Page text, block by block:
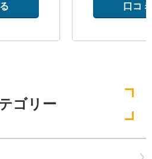
口コ
ゴリー